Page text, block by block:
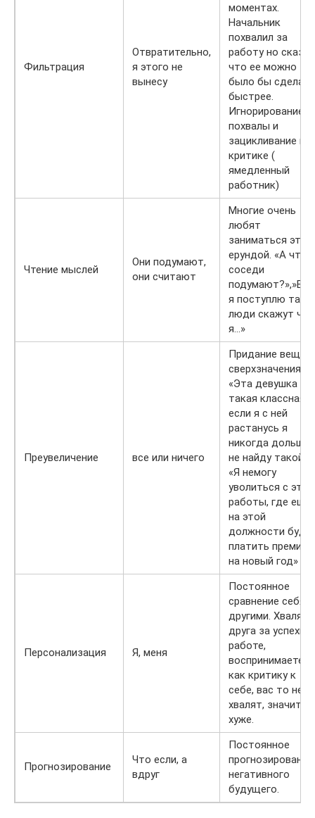
Фильтрация
Отвратительно,
я этого не
вынесу
моментах.
Начальник
похвалил за
работу но сказал
что ее можно
было бы сделать
быстрее.
Игнорирование
похвалы и
зацикливание на
критике (
ямедленный
работник)
Чтение мыслей
Они подумают,
они считают
Многие очень
любят
заниматься этой
ерундой. «А что
соседи
я поступлю так,
люди скажут что
я…»
Преувеличение все или ничего
Придание вещам
сверхзначения.
«Эта девушка
такая классная,
если я с ней
растанусь я
никогда дольше
не найду такой»,
«Я немогу
уволиться с этой
работы, где еще
на этой
должности
платить премии
на новый год»
Персонализация Я, меня
Постоянное
сравнение себя с
другими. Хвалят
друга за успехи
работе,
воспринимаете
как критику к
себе, вас то не
хвалят, значит
хуже.
Прогнозирование
Что если, а
вдруг
Постоянное
прогнозирование
негативного
будущего.